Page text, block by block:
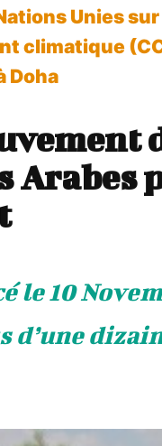
Unies
climatique
Doha
Arabes
le 10
d’une